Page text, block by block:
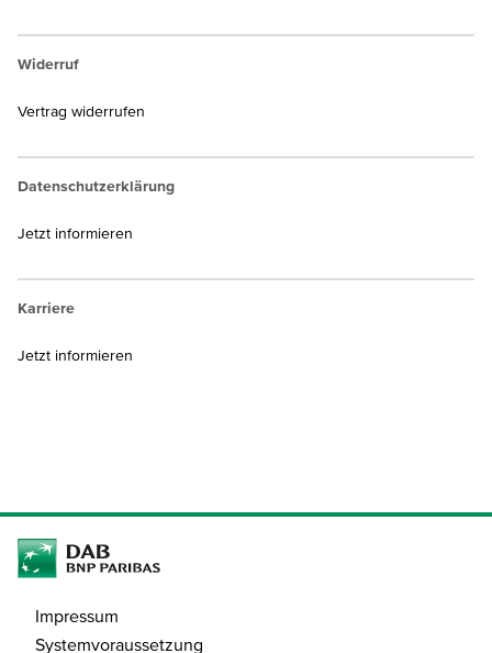
Widerruf
Vertrag widerrufen
Datenschutzerklärung
Jetzt informieren
Karriere
Jetzt informieren
Impressum
Systemvoraussetzung